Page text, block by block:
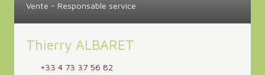
Vente - Responsable service
Thierry ALBARET
+33 4 73 37 56 82